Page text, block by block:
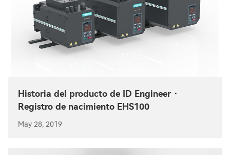
Historia del producto de ID Engineer ·
Registro de nacimiento EHS100
May 28, 2019